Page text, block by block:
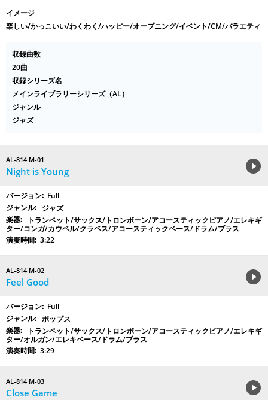
イメージ
楽しい/かっこいい/わくわく/ハッピー/オープニング/イベント/CM/バラエティ
収録曲数
20曲
収録シリーズ名
メインライブラリーシリーズ（AL）
ジャンル
ジャズ
AL-814 M-01
Night is Young
Full
ジャズ
トランペット/サックス/トロンボーン/アコースティックピアノ/エレキギ
ター/コンガ/カウベル/クラベス/アコースティックベース/ドラム/ブラス
3:22
AL-814 M-02
Feel Good
Full
ポップス
トランペット/サックス/トロンボーン/アコースティックピアノ/エレキギ
ター/オルガン/エレキベース/ドラム/ブラス
3:29
AL-814 M-03
Close Game